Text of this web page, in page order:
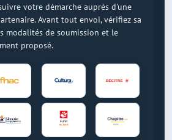
votre démarche auprès d'une
Avant tout envoi, vérifiez sa
modalités de soumission et le
proposé.